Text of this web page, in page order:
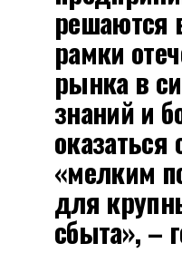
решаются
рамки
рынка в
знаний и
«мелким
для
сбыта», –